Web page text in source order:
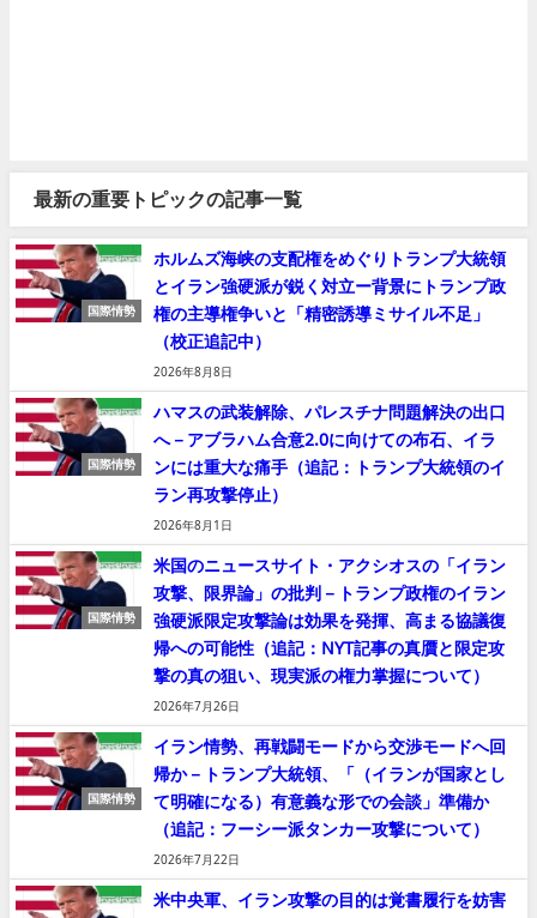
最新の重要トピックの記事一覧
国際情勢
ホルムズ海峡の支配権をめぐりトランプ大統領
とイラン強硬派が鋭く対立ー背景にトランプ政
権の主導権争いと「精密誘導ミサイル不足」
（校正追記中）
2026年8月8日
国際情勢
ハマスの武装解除、パレスチナ問題解決の出口
へ－アブラハム合意2.0に向けての布石、イラ
ンには重大な痛手（追記：トランプ大統領のイ
ラン再攻撃停止）
2026年8月1日
国際情勢
米国のニュースサイト・アクシオスの「イラン
攻撃、限界論」の批判－トランプ政権のイラン
強硬派限定攻撃論は効果を発揮、高まる協議復
帰への可能性（追記：NYT記事の真贋と限定攻
撃の真の狙い、現実派の権力掌握について）
2026年7月26日
国際情勢
イラン情勢、再戦闘モードから交渉モードへ回
帰か－トランプ大統領、「（イランが国家とし
て明確になる）有意義な形での会談」準備か
（追記：フーシー派タンカー攻撃について）
2026年7月22日
米中央軍、イラン攻撃の目的は覚書履行を妨害